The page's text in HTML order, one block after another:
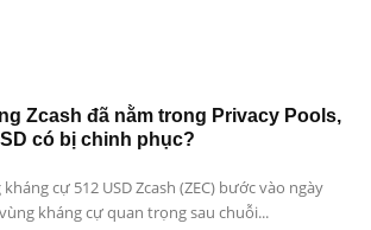
Zcash đã nằm trong Privacy Pools,
có bị chinh phục?
cự 512 USD Zcash (ZEC) bước vào ngày
kháng cự quan trọng sau chuỗi...